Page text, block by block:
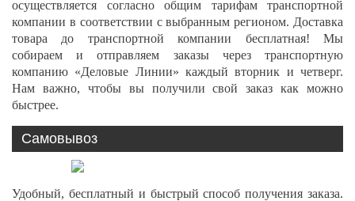
осуществляется согласно общим тарифам транспортной
компании в соответствии с выбранным регионом. Доставка
товара до транспортной компании бесплатная! Мы
собираем и отправляем заказы через транспортную
компанию «Деловые Линии» каждый вторник и четверг.
Нам важно, чтобы вы получили свой заказ как можно
быстрее.
Самовывоз
Удобный, бесплатный и быстрый способ получения заказа.